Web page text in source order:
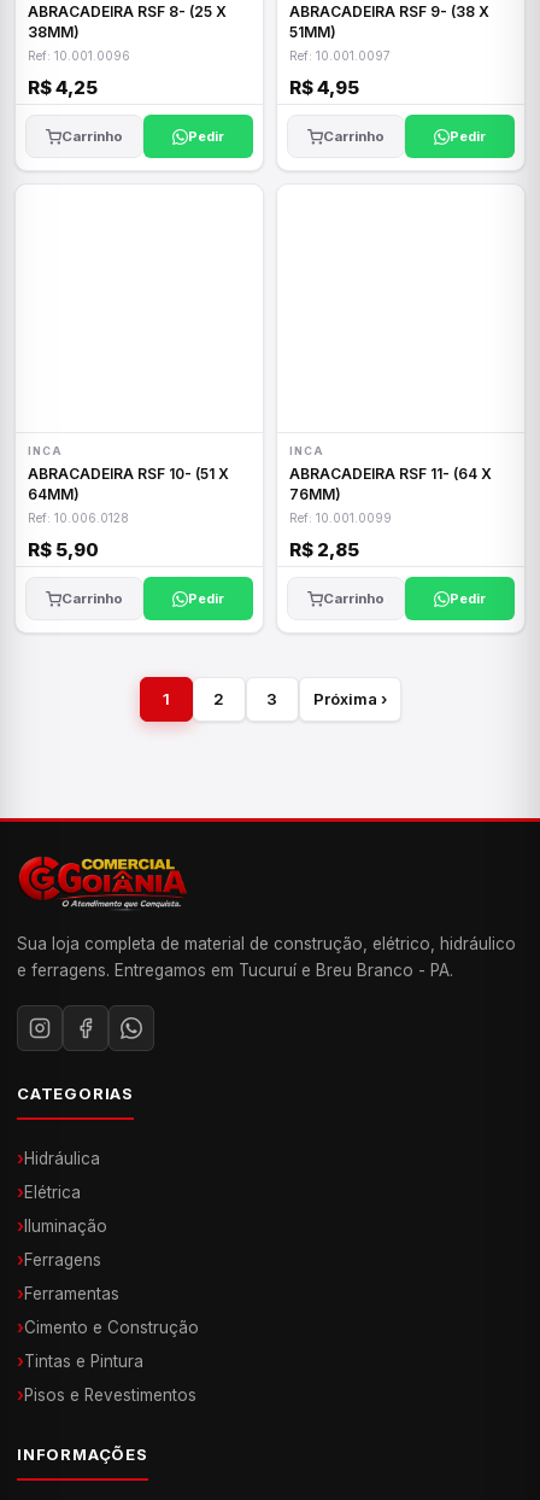
ABRACADEIRA RSF 8- (25 X
38MM)
Ref: 10.001.0096
R$ 4,25
Carrinho Pedir
ABRACADEIRA RSF 9- (38 X
51MM)
Ref: 10.001.0097
R$ 4,95
Carrinho Pedir
INCA
ABRACADEIRA RSF 10- (51 X
64MM)
Ref: 10.006.0128
R$ 5,90
Carrinho Pedir
INCA
ABRACADEIRA RSF 11- (64 X
76MM)
Ref: 10.001.0099
R$ 2,85
Carrinho Pedir
1 2 3 Próxima ›
Sua loja completa de material de construção, elétrico, hidráulico
e ferragens. Entregamos em Tucuruí e Breu Branco - PA.
CATEGORIAS
›Hidráulica
›Elétrica
› Iluminação
›Ferragens
›Ferramentas
›Cimento e Construção
›Tintas e Pintura
›Pisos e Revestimentos
INFORMAÇÕES